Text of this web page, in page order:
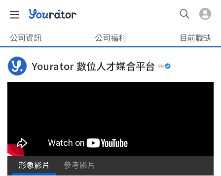
公司資訊 公司福利 目前職缺
Yourator 數位人才媒合平台
形象影片 參考影片